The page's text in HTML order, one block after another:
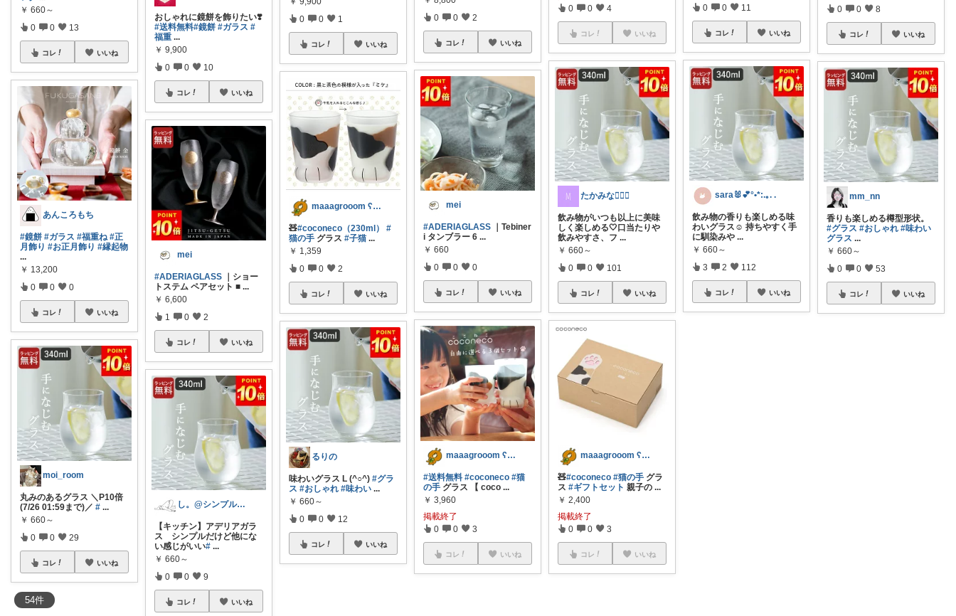
54件
￥ 660～
0 0 13
コレ いいね
あんころもち
#鏡餅 #ガラス #福重ね #正
月飾り #お正月飾り #縁起物
...
￥ 13,200
0 0 0
コレ いいね
moi_room
丸みのあるグラス ＼P10倍
(7/26 01:59まで)／ # ...
￥ 660～
0 0 29
コレ いいね
おしゃれに鏡餅を飾りたい❣️
#送料無料#鏡餅 #ガラス #
福重 ...
￥ 9,900
0 0 10
コレ いいね
mei
#ADERIAGLASS ｜ショー
トステム ペアセット ■...
￥ 6,600
1 0 2
コレ いいね
し。@シンプルインテリア雑貨
【キッチン】アデリアガラ
ス シンプルだけど他にな
い感じがいい# ...
￥ 660～
0 0 9
コレ いいね
0 0 1
コレ いいね
maaagrooom ʕ•ᴥ•ʔ
🧸#coconeco（230ml）
#
猫の手 グラス#子猫 ...
￥ 1,359
0 0 2
コレ いいね
るりの
味わいグラス L (^○^)#グラ
ス #おしゃれ #味わい ...
￥ 660～
0 0 12
コレ いいね
0 0 2
コレ いいね
mei
#ADERIAGLASS ｜Tebiner
i タンブラー 6...
￥ 660
0 0 0
コレ いいね
maaagrooom ʕ•ᴥ•ʔ
#送料無料 #coconeco #猫
の手 グラス 【 coco ...
￥ 3,960
掲載終了
0 0 3
コレ いいね
0 0 4
コレ いいね
たかみな👱🏻‍♀️
飲み物がいつも以上に美味
しく楽しめる🤍口当たりや
飲みやすさ、フ ...
￥ 660～
0 0 101
コレ いいね
maaagrooom ʕ•ᴥ•ʔ
🧸#coconeco #猫の手 グラ
ス#ギフトセット 親子の ...
￥ 2,400
掲載終了
0 0 3
コレ いいね
0 0 11
コレ いいね
sara🐰💕°•*:.｡. .
飲み物の香りも楽しめる味
わいグラス☺︎ 持ちやすく手
に馴染みや ...
￥ 660～
3 2 112
コレ いいね
0 0 8
コレ いいね
mm_nn
香りも楽しめる樽型形状。
#グラス #おしゃれ #味わい
グラス ...
￥ 660～
0 0 53
コレ いいね